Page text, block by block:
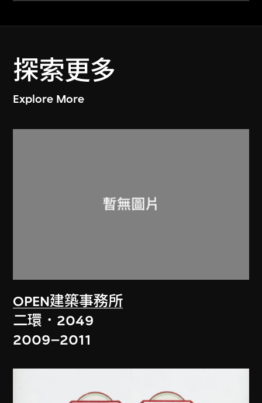
探索更多
Explore More
OPEN建築事務所
二環．2049
2009–2011